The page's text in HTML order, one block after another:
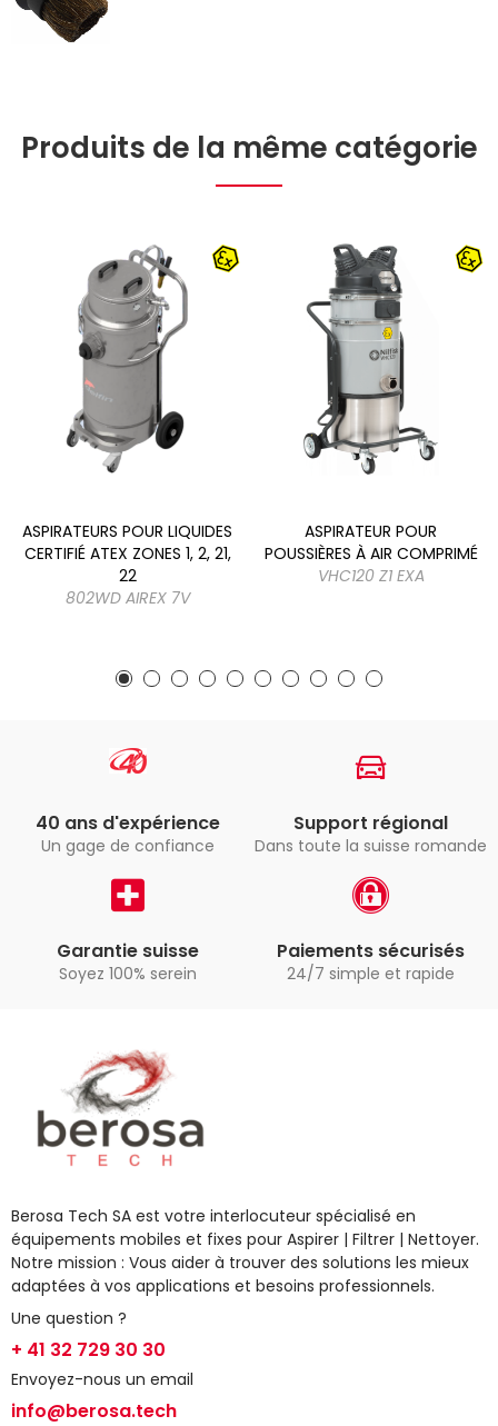
Produits de la même catégorie
ASPIRATEURS POUR LIQUIDES
CERTIFIÉ ATEX ZONES 1, 2, 21,
22
802WD AIREX 7V
ASPIRATEUR POUR
POUSSIÈRES À AIR COMPRIMÉ
VHC120 Z1 EXA
40 ans d'expérience
Un gage de confiance
Support régional
Dans toute la suisse romande
Garantie suisse
Soyez 100% serein
Paiements sécurisés
24/7 simple et rapide
Berosa Tech SA est votre interlocuteur spécialisé en
équipements mobiles et fixes pour Aspirer | Filtrer | Nettoyer.
Notre mission : Vous aider à trouver des solutions les mieux
adaptées à vos applications et besoins professionnels.
Une question ?
+ 41 32 729 30 30
Envoyez-nous un email
info@berosa.tech